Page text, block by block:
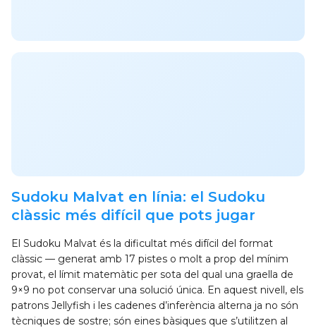
Sudoku Malvat en línia: el Sudoku
clàssic més difícil que pots jugar
El Sudoku Malvat és la dificultat més difícil del format
clàssic — generat amb 17 pistes o molt a prop del mínim
provat, el límit matemàtic per sota del qual una graella de
9×9 no pot conservar una solució única. En aquest nivell, els
patrons Jellyfish i les cadenes d’inferència alterna ja no són
tècniques de sostre; són eines bàsiques que s’utilitzen al